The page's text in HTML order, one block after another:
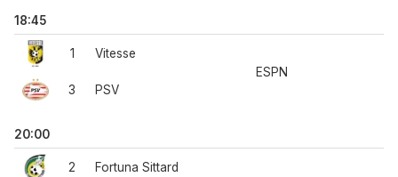
18:45
1
3
Vitesse
PSV
ESPN
20:00
2 Fortuna Sittard